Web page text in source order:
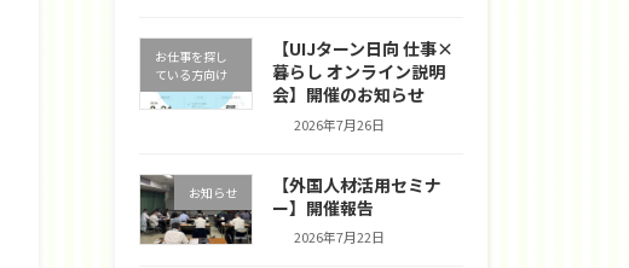
お仕事を探し
ている方向け
【UIJターン日向 仕事×
暮らし オンライン説明
会】開催のお知らせ
2026年7月26日
お知らせ
【外国人材活用セミナ
ー】開催報告
2026年7月22日